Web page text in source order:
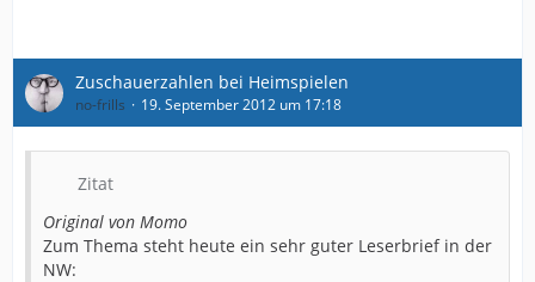
Zuschauerzahlen bei Heimspielen
no-frills 19. September 2012 um 17:18
Zitat
Original von Momo
Zum Thema steht heute ein sehr guter Leserbrief in der
NW: